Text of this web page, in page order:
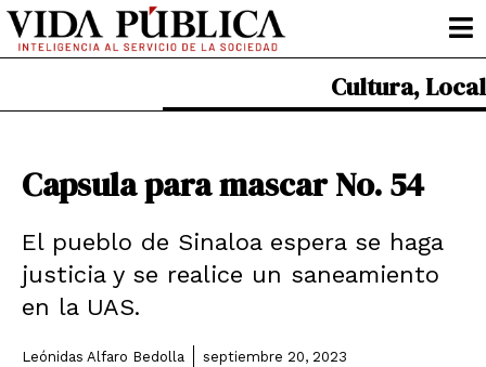
Ir
contenido
Cultura,Local
Capsula para mascar No. 54
El pueblo de Sinaloa espera se haga
justicia y se realice un saneamiento
en la UAS.
Leónidas Alfaro Bedolla septiembre 20, 2023